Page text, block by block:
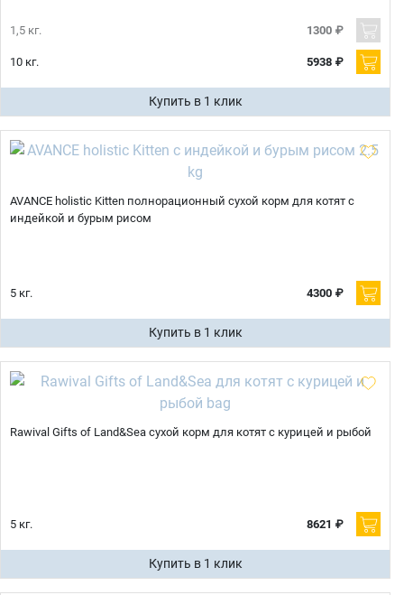
1,5 кг. 1300 ₽
10 кг. 5938 ₽
Купить в 1 клик
AVANCE holistic Kitten полнорационный сухой корм для котят с
индейкой и бурым рисом
5 кг. 4300 ₽
Купить в 1 клик
Rawival Gifts of Land&Sea сухой корм для котят с курицей и рыбой
5 кг. 8621 ₽
Купить в 1 клик